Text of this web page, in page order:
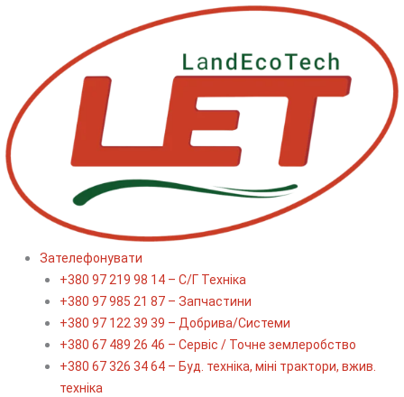
Зателефонувати
+380 97 219 98 14 – С/Г Техніка
+380 97 985 21 87 – Запчастини
+380 97 122 39 39 – Добрива/Cистеми
+380 67 489 26 46 – Сервіс / Точне землеробство
+380 67 326 34 64 – Буд. техніка, міні трактори, вжив.
техніка